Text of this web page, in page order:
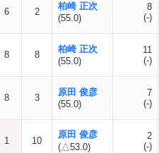
6 2
柏崎 正次
(55.0)
8
(-)
8 8
柏崎 正次
(55.0)
11
(-)
8 3
原田 俊彦
(55.0)
7
(-)
1 10
原田 俊彦
(△53.0)
2
(-)